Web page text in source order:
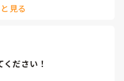
見る
ださい！